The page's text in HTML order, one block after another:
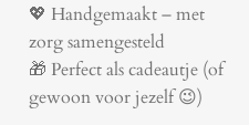
💖 Handgemaakt – met
zorg samengesteld
🎁 Perfect als cadeautje (of
gewoon voor jezelf 😉)